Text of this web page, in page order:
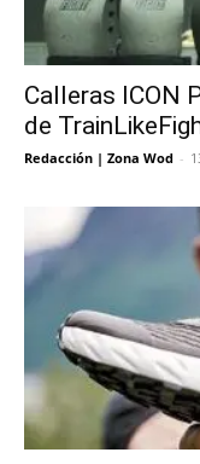
Calleras ICON
de
Redacción | Zona Wod -